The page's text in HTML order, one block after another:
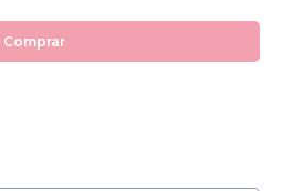
Comprar